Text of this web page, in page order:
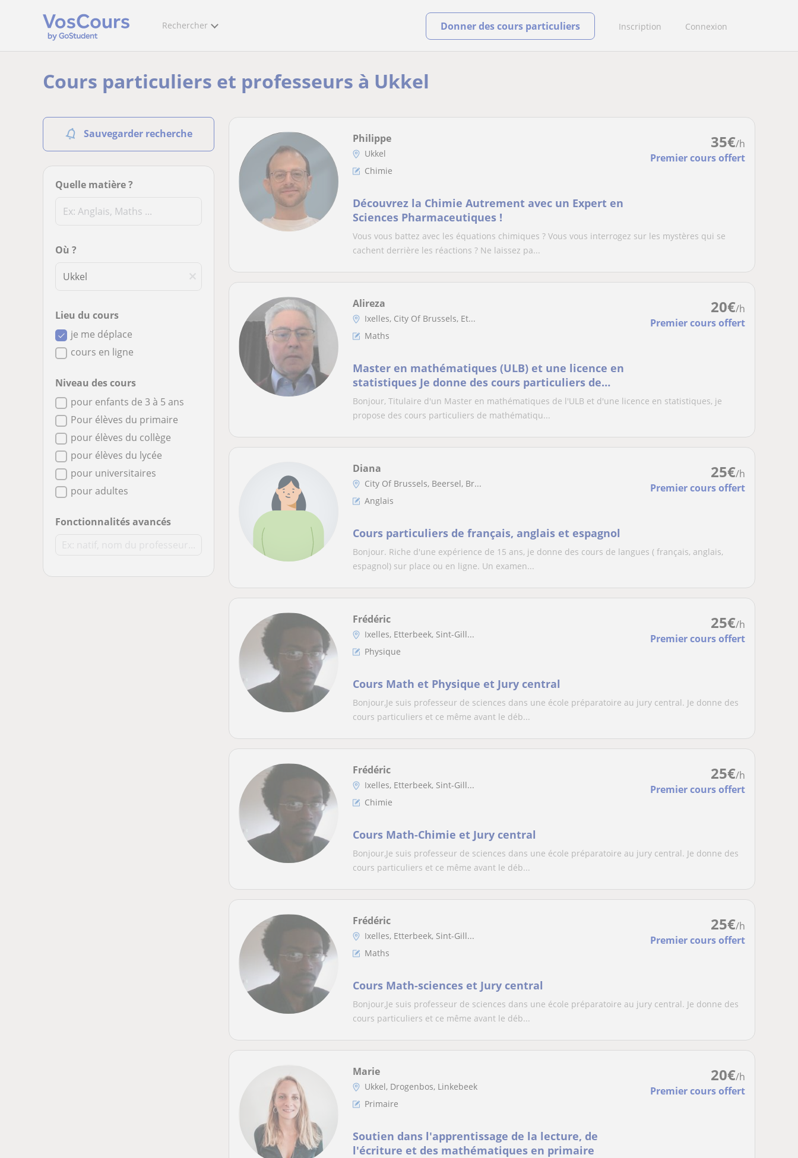
Rechercher Inscription Connexion
Donner des cours particuliers
Cours particuliers et professeurs à Ukkel
Sauvegarder recherche
Quelle matière ?
Où ?
Lieu du cours
je me déplace
cours en ligne
Niveau des cours
pour enfants de 3 à 5 ans
Pour élèves du primaire
pour élèves du collège
pour élèves du lycée
pour universitaires
pour adultes
Fonctionnalités avancés
35€/h
Premier cours offert
Philippe
Ukkel
Chimie
Découvrez la Chimie Autrement avec un Expert en
Sciences Pharmaceutiques !
Vous vous battez avec les équations chimiques ? Vous vous interrogez sur les mystères qui se
cachent derrière les réactions ? Ne laissez pa...
20€/h
Premier cours offert
Alireza
Ixelles, City Of Brussels, Et...
Maths
Master en mathématiques (ULB) et une licence en
statistiques Je donne des cours particuliers de
mathématiques et Statistiques
Bonjour, Titulaire d'un Master en mathématiques de l'ULB et d'une licence en statistiques, je
propose des cours particuliers de mathématiqu...
25€/h
Premier cours offert
Diana
City Of Brussels, Beersel, Br...
Anglais
Cours particuliers de français, anglais et espagnol
Bonjour. Riche d'une expérience de 15 ans, je donne des cours de langues ( français, anglais,
espagnol) sur place ou en ligne. Un examen...
25€/h
Premier cours offert
Frédéric
Ixelles, Etterbeek, Sint-Gill...
Physique
Cours Math et Physique et Jury central
Bonjour,Je suis professeur de sciences dans une école préparatoire au jury central. Je donne des
cours particuliers et ce même avant le déb...
25€/h
Premier cours offert
Frédéric
Ixelles, Etterbeek, Sint-Gill...
Chimie
Cours Math-Chimie et Jury central
Bonjour,Je suis professeur de sciences dans une école préparatoire au jury central. Je donne des
cours particuliers et ce même avant le déb...
25€/h
Premier cours offert
Frédéric
Ixelles, Etterbeek, Sint-Gill...
Maths
Cours Math-sciences et Jury central
Bonjour,Je suis professeur de sciences dans une école préparatoire au jury central. Je donne des
cours particuliers et ce même avant le déb...
20€/h
Premier cours offert
Marie
Ukkel, Drogenbos, Linkebeek
Primaire
Soutien dans l'apprentissage de la lecture, de
l'écriture et des mathématiques en primaire